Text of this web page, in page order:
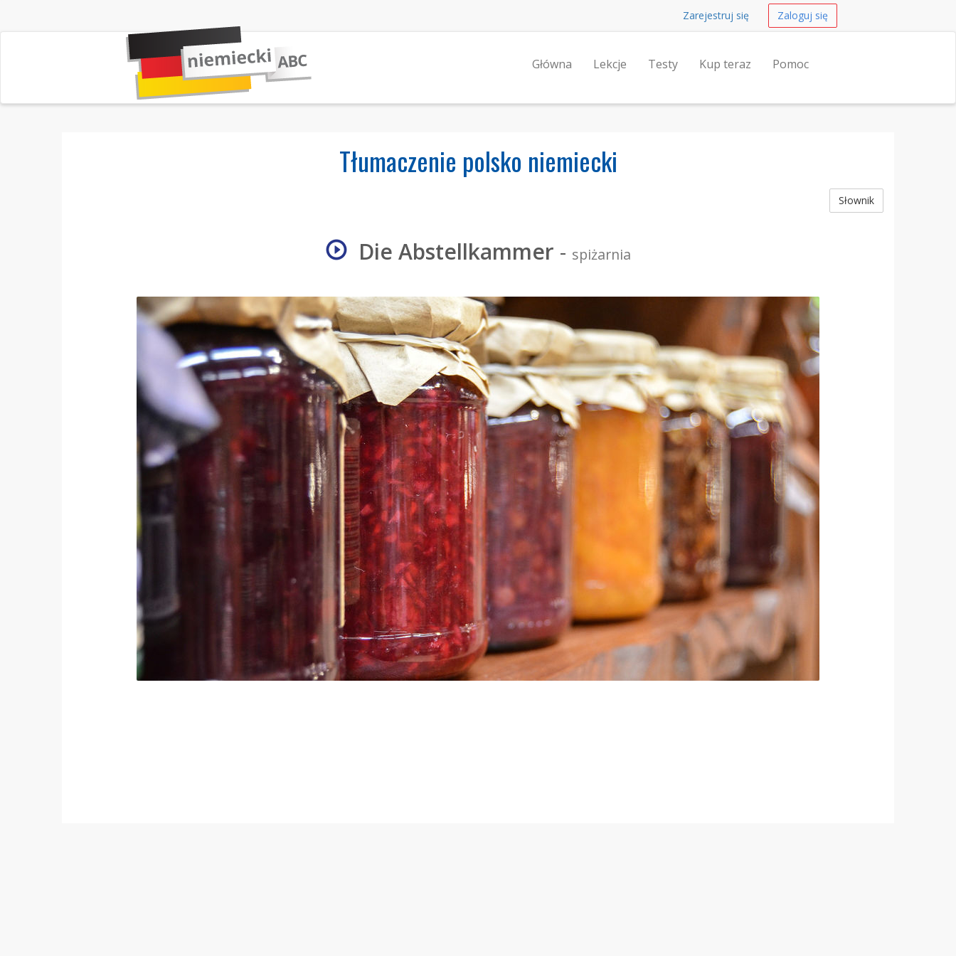
Zarejestruj się Zaloguj się
Główna Lekcje Testy Kup teraz Pomoc
Tłumaczenie polsko niemiecki
Słownik
Die Abstellkammer - spiżarnia